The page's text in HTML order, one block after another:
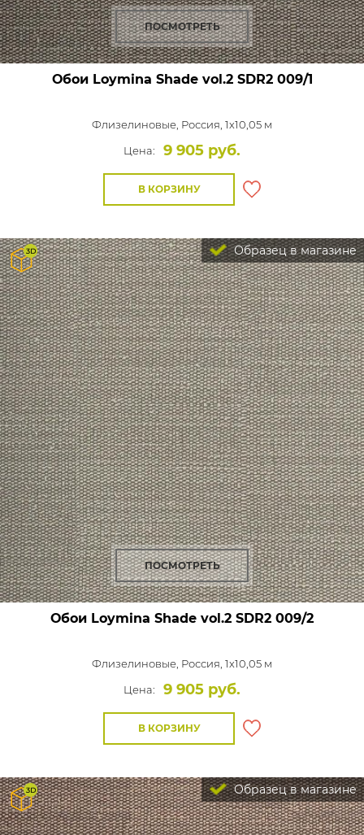
ПОСМОТРЕТЬ
Обои Loymina Shade vol.2SDR2 009/1
Флизелиновые, Россия, 1x10,05 м
Цена:
9 905 руб.
В КОРЗИНУ
Образец в магазине
ПОСМОТРЕТЬ
Обои Loymina Shade vol.2 SDR2 009/2
Флизелиновые, Россия, 1x10,05 м
Цена:
9 905 руб.
В КОРЗИНУ
Образец в магазине